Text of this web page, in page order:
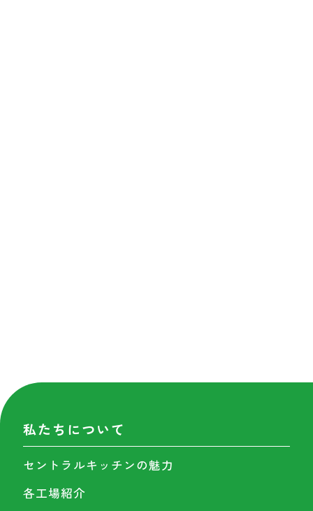
私たちについて
セントラルキッチンの魅力
各工場紹介